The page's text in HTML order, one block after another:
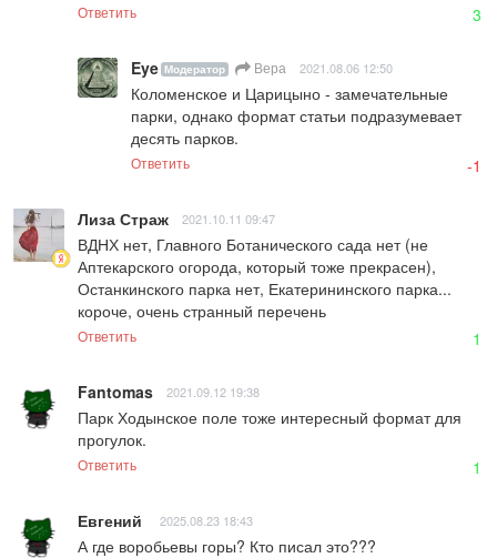
Ответить 3
Eye Модератор Вера 2021.08.06 12:50
Коломенское и Царицыно - замечательные
парки, однако формат статьи подразумевает
десять парков.
Ответить -1
Лиза Страж 2021.10.11 09:47
ВДНХ нет, Главного Ботанического сада нет (не
Аптекарского огорода, который тоже прекрасен),
Останкинского парка нет, Екатерининского парка...
короче, очень странный перечень
Ответить 1
Fantomas 2021.09.12 19:38
Парк Ходынское поле тоже интересный формат для
прогулок.
Ответить 1
Евгений 2025.08.23 18:43
А где воробьевы горы? Кто писал это???